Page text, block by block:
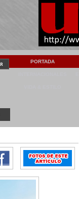
PORTADA